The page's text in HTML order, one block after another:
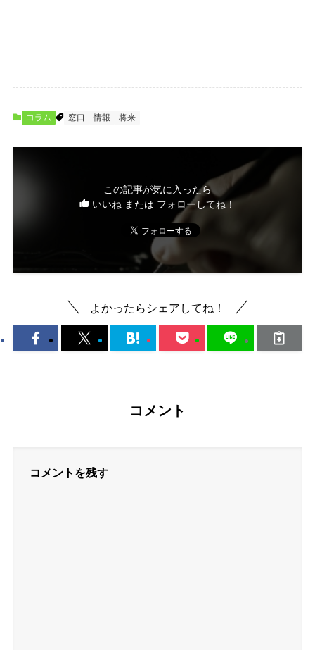
コラム 窓口 情報 将来
この記事が気に入ったら
いいね または フォローしてね！
よかったらシェアしてね！
コメント
コメントを残す